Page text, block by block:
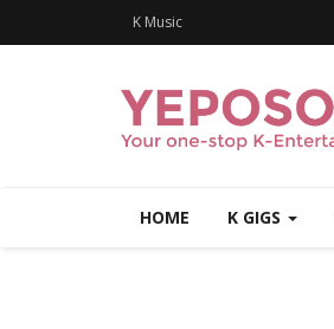
K Music
HOME K GIGS